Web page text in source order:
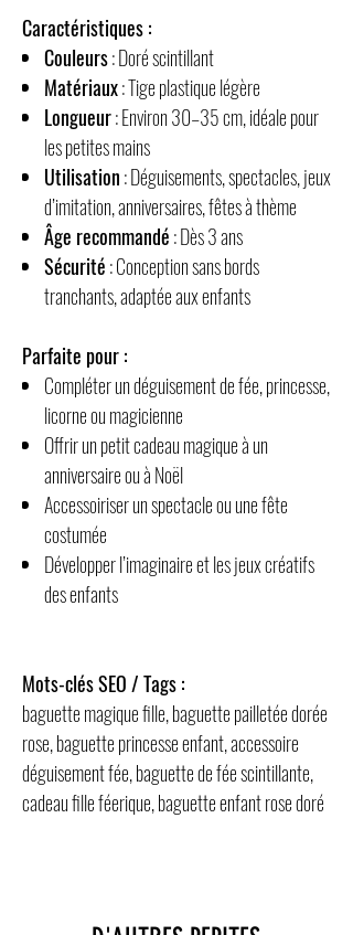
Caractéristiques :
Couleurs: Doré scintillant
Matériaux: Tige plastique légère
Longueur: Environ 30–35 cm, idéale pour
les petites mains
Utilisation: Déguisements, spectacles, jeux
d’imitation, anniversaires, fêtes à thème
Âge recommandé: Dès 3 ans
Sécurité: Conception sans bords
tranchants, adaptée aux enfants
Parfaite pour :
Compléter un déguisement de fée, princesse,
licorne ou magicienne
Offrir un petit cadeau magique à un
anniversaire ou à Noël
Accessoiriser un spectacle ou une fête
costumée
Développer l’imaginaire et les jeux créatifs
des enfants
Mots-clés SEO / Tags :
baguette magique fille, baguette pailletée dorée
rose, baguette princesse enfant, accessoire
déguisement fée, baguette de fée scintillante,
cadeau fille féerique, baguette enfant rose doré